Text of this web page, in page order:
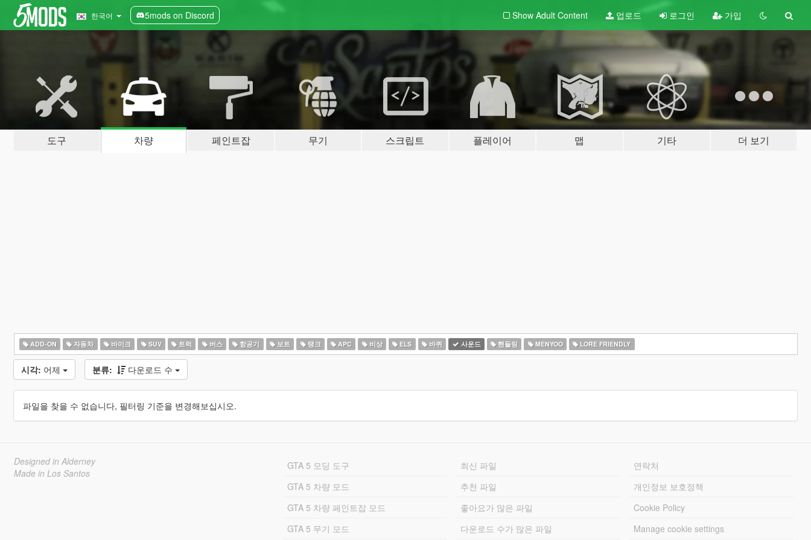
한국어 5mods on Discord Show Adult Content 업로드 로그인 가입
도구 차량 페인트잡 무기 스크립트 플레이어 맵 기타 더 보기
ADD-ON 자동차 바이크 SUV 트럭 버스 항공기 보트 탱크 APC 비상 ELS 바퀴 사운드 핸들링 MENYOO LORE FRIENDLY
시각: 어제 분류: 다운로드 수
파일을 찾을 수 없습니다, 필터링 기준을 변경해보십시오.
Designed in Alderney
Made in Los Santos
GTA 5 모딩 도구
GTA 5 차량 모드
GTA 5 차량 페인트잡 모드
GTA 5 무기 모드
최신 파일
추천 파일
좋아요가 많은 파일
다운로드 수가 많은 파일
연락처
개인정보 보호정책
Cookie Policy
Manage cookie settings